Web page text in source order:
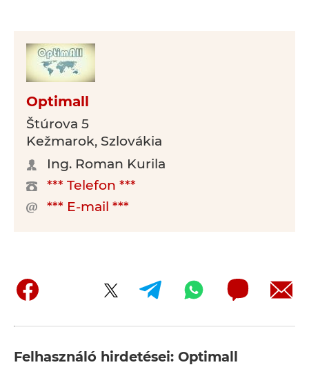
Optimall
Štúrova 5
Kežmarok, Szlovákia
Ing. Roman Kurila
*** Telefon ***
*** E-mail ***
Felhasználó hirdetései: Optimall